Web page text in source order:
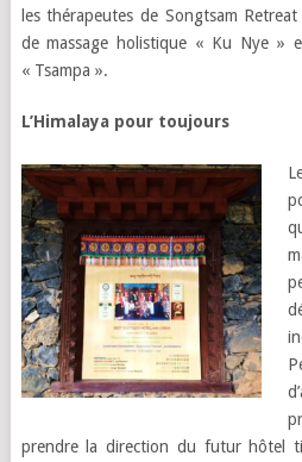
les thérapeutes de Songtsam
de massage holistique « Ku Nye »
« Tsampa ».
L’Himalaya pour toujours
prendre la direction du futur hôtel